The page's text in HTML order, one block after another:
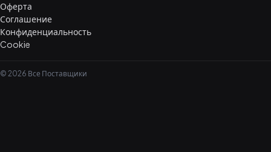
Оферта
Соглашение
Конфиденциальность
Cookie
© 2026 Все Поставщики